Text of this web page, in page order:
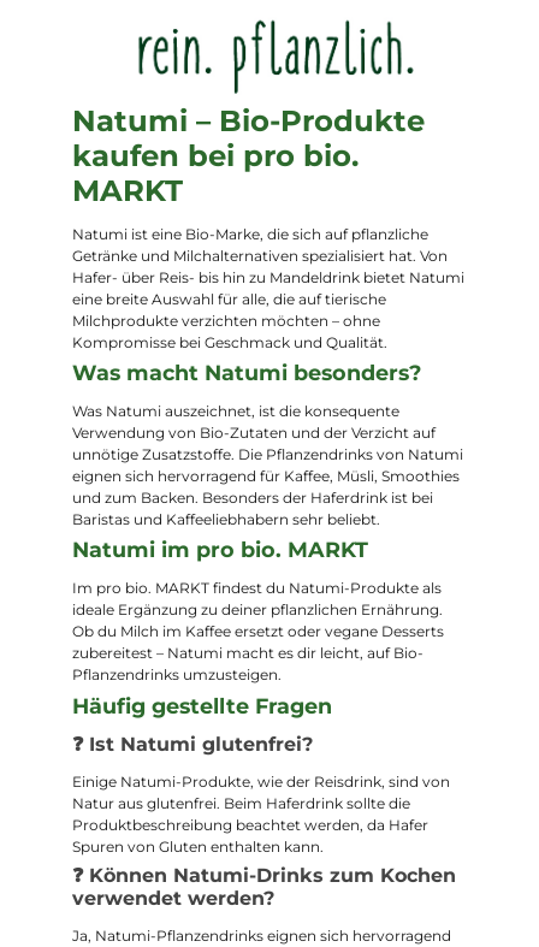
Natumi – Bio-Produkte
kaufen bei pro bio.
MARKT
Natumi ist eine Bio-Marke, die sich auf pflanzliche
Getränke und Milchalternativen spezialisiert hat. Von
Hafer- über Reis- bis hin zu Mandeldrink bietet Natumi
eine breite Auswahl für alle, die auf tierische
Milchprodukte verzichten möchten – ohne
Kompromisse bei Geschmack und Qualität.
Was macht Natumi besonders?
Was Natumi auszeichnet, ist die konsequente
Verwendung von Bio-Zutaten und der Verzicht auf
unnötige Zusatzstoffe. Die Pflanzendrinks von Natumi
eignen sich hervorragend für Kaffee, Müsli, Smoothies
und zum Backen. Besonders der Haferdrink ist bei
Baristas und Kaffeeliebhabern sehr beliebt.
Natumi im pro bio. MARKT
Im pro bio. MARKT findest du Natumi-Produkte als
ideale Ergänzung zu deiner pflanzlichen Ernährung.
Ob du Milch im Kaffee ersetzt oder vegane Desserts
zubereitest – Natumi macht es dir leicht, auf Bio-
Pflanzendrinks umzusteigen.
Häufig gestellte Fragen
❓ Ist Natumi glutenfrei?
Einige Natumi-Produkte, wie der Reisdrink, sind von
Natur aus glutenfrei. Beim Haferdrink sollte die
Produktbeschreibung beachtet werden, da Hafer
Spuren von Gluten enthalten kann.
❓ Können Natumi-Drinks zum Kochen
verwendet werden?
Ja, Natumi-Pflanzendrinks eignen sich hervorragend